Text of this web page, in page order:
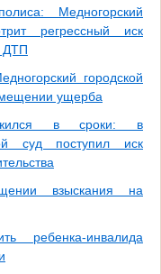
Медногорский
регрессный иск
ДТП
городской
ущерба
в сроки: в
суд поступил иск
взыскания на
ребенка-инвалида